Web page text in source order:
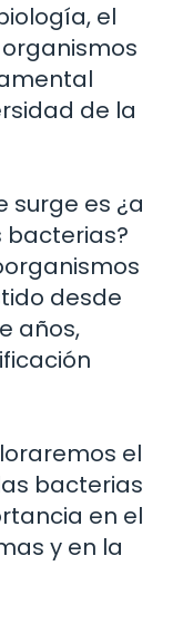
el
de la
surge es ¿a
bacterias?
desde
años,
el
bacterias
en el
y en la